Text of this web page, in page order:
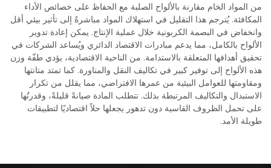
من المواد الخام مقارنة بالألواح الصلبة مع الحفاظ على خصائص الأداء
المكافئة. يُترجم هذا التقليل في استهلاك المواد مباشرةً إلى تأثير بيئي أقل
وانخفاض في البصمة الكربونية خلال عملية الإنتاج. يمكن إعادة تدوير
الألواح بالكامل، مما يدعم مبادرات الاقتصاد الدائري ويُساعد الشركات في
تحقيق أهدافها المتعلقة بالاستدامة. من الناحية الاقتصادية، يؤدي طفّة وزن
هذه الألواح إلى توفير كبير في تكاليف النقل والمناورة. كما تمتد متانتها
ومقاومتها للعوامل البيئية من عمرها الافتراضي، مما يقلل من تكرار
الاستبدال والتكاليف المرتبطة بذلك. تتطلب المادة صيانةً قليلةً، وقدرتُها
على تحمل الظروف القاسية دون تدهور يجعلها حلاً اقتصاديًا لتطبيقات
طويلة الأمد.